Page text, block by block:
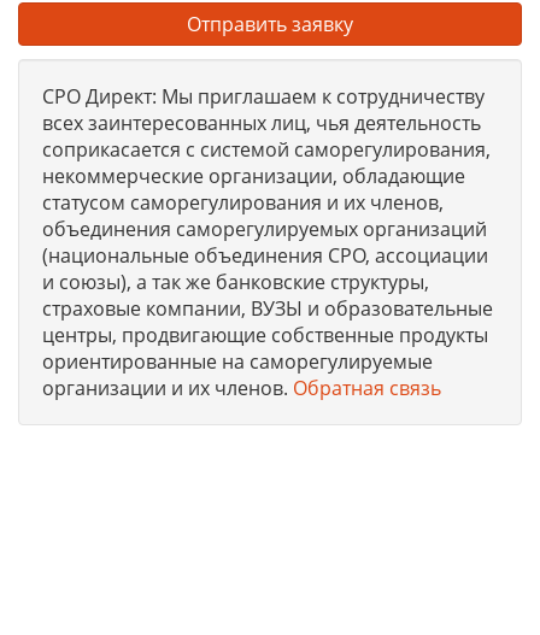
Отправить заявку
СРО Директ: Мы приглашаем к сотрудничеству
всех заинтересованных лиц, чья деятельность
соприкасается с системой саморегулирования,
некоммерческие организации, обладающие
статусом саморегулирования и их членов,
объединения саморегулируемых организаций
(национальные объединения СРО, ассоциации
и союзы), а так же банковские структуры,
страховые компании, ВУЗЫ и образовательные
центры, продвигающие собственные продукты
ориентированные на саморегулируемые
организации и их членов. Обратная связь